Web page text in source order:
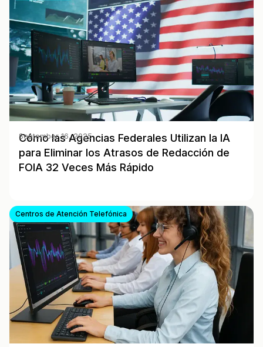
Cómo las Agencias Federales Utilizan la IA
para Eliminar los Atrasos de Redacción de
FOIA 32 Veces Más Rápido
September 16, 2025
Centros de Atención Telefónica